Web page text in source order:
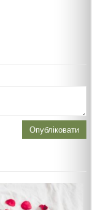
Опубліковати